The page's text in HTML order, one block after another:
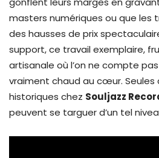
masters numériques ou que les
des hausses de prix
support, ce travail exemplaire,
artisanale où l’on ne compte
vraiment chaud au cœur. Seules
historiques chez Souljazz
peuvent se targuer d’un tel